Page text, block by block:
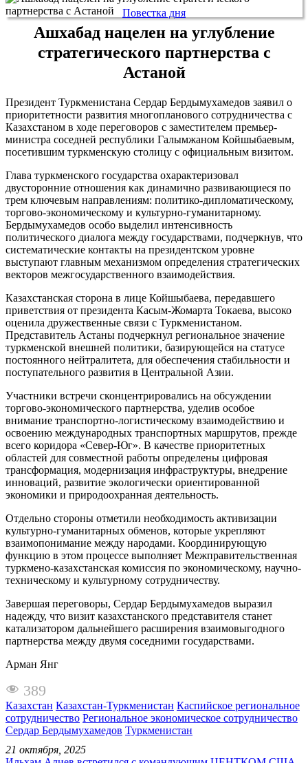
Повестка дня
Ашхабад нацелен на углубление
стратегического партнерства с
Астаной
Президент Туркменистана Сердар Бердымухамедов заявил о
приоритетности развития многопланового сотрудничества с
Казахстаном в ходе переговоров с заместителем премьер-
министра соседней республики Галымжаном Койшыбаевым,
посетившим туркменскую столицу с официальным визитом.
Глава туркменского государства охарактеризовал
двусторонние отношения как динамично развивающиеся по
трем ключевым направлениям: политико-дипломатическому,
торгово-экономическому и культурно-гуманитарному.
Бердымухамедов особо выделил интенсивность
политического диалога между государствами, подчеркнув, что
систематические контакты на президентском уровне
выступают главным механизмом определения стратегических
векторов межгосударственного взаимодействия.
Казахстанская сторона в лице Койшыбаева, передавшего
приветствия от президента Касым-Жомарта Токаева, высоко
оценила дружественные связи с Туркменистаном.
Представитель Астаны подчеркнул региональное значение
туркменской внешней политики, базирующейся на статусе
постоянного нейтралитета, для обеспечения стабильности и
поступательного развития в Центральной Азии.
Участники встречи сконцентрировались на обсуждении
торгово-экономического партнерства, уделив особое
внимание транспортно-логистическому взаимодействию и
освоению международных транспортных маршрутов, прежде
всего коридора «Север-Юг». В качестве приоритетных
областей для совместной работы определены цифровая
трансформация, модернизация инфраструктуры, внедрение
инноваций, развитие экологически ориентированной
экономики и природоохранная деятельность.
Отдельно стороны отметили необходимость активизации
культурно-гуманитарных обменов, которые укрепляют
взаимопонимание между народами. Координирующую
функцию в этом процессе выполняет Межправительственная
туркмено-казахстанская комиссия по экономическому, научно-
техническому и культурному сотрудничеству.
Завершая переговоры, Сердар Бердымухамедов выразил
надежду, что визит казахстанского представителя станет
катализатором дальнейшего расширения взаимовыгодного
партнерства между двумя соседними государствами.
Арман Янг
389
Казахстан Казахстан-Туркменистан Каспийское региональное
сотрудничество Региональное экономическое сотрудничество
Сердар Бердымухамедов Туркменистан
21 октября, 2025